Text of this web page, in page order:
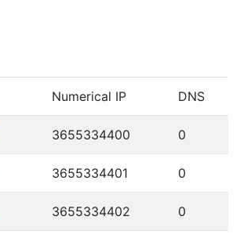
Numerical IP DNS
3655334400 0
3655334401 0
3655334402 0